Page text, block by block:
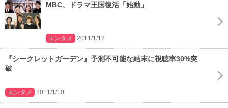
MBC、ドラマ王国復活「始動」
エンタメ 2011/1/12
『シークレットガーデン』予測不可能な結末に視聴率30%突
破
エンタメ 2011/1/10